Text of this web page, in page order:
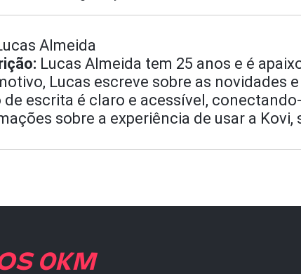
Almeida
Lucas Almeida tem 25 anos e é
Lucas escreve sobre as novidades
de escrita é claro e acessível,
sobre a experiência de usar a
0KM